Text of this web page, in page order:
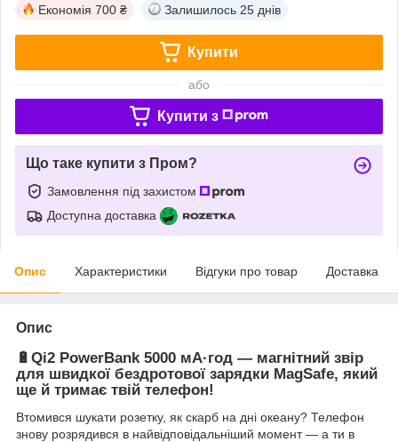
Економія 700 ₴ Залишилось 25 днів
Купити
або
Купити з
Що таке купити з Пром?
Замовлення під захистом
Доступна доставка
Опис Характеристики Відгуки про товар Доставка
Опис
🔋 Qi2 PowerBank 5000 мА·год — магнітний звір
для швидкої бездротової зарядки MagSafe, який
ще й тримає твій телефон!
Втомився шукати розетку, як скарб на дні океану? Телефон
знову розрядився в найвідповідальніший момент — а ти в